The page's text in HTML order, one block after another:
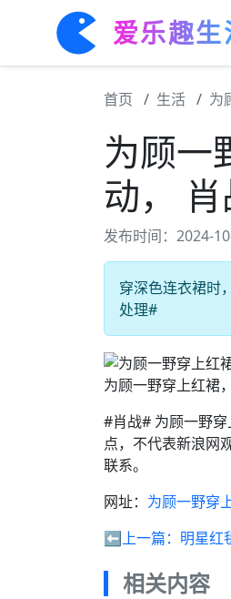
爱乐趣生
首页 生活 为
为顾一
动，
发布时间：2024-
穿深色连衣裙时
处理#
为顾一野穿上红裙
#肖战# 为顾一野
点，不代表新浪网
联系。
网址： 为顾一野穿
⬅️上一篇： 明星红
相关内容